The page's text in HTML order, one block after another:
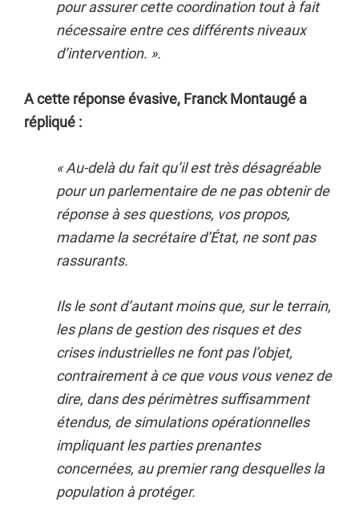
pour assurer cette coordination tout à fait
nécessaire entre ces différents niveaux
d’intervention. ».
A cette réponse évasive, Franck Montaugé a
répliqué :
« Au-delà du fait qu’il est très désagréable
pour un parlementaire de ne pas obtenir de
réponse à ses questions, vos propos,
madame la secrétaire d’État, ne sont pas
rassurants.
Ils le sont d’autant moins que, sur le terrain,
les plans de gestion des risques et des
crises industrielles ne font pas l’objet,
contrairement à ce que vous vous venez de
dire, dans des périmètres suffisamment
étendus, de simulations opérationnelles
impliquant les parties prenantes
concernées, au premier rang desquelles la
population à protéger.